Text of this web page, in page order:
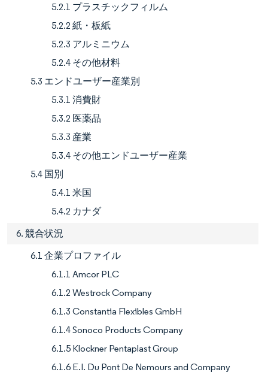
5.2.1 プラスチックフィルム
5.2.2 紙・板紙
5.2.3 アルミニウム
5.2.4 その他材料
5.3 エンドユーザー産業別
5.3.1 消費財
5.3.2 医薬品
5.3.3 産業
5.3.4 その他エンドユーザー産業
5.4 国別
5.4.1 米国
5.4.2 カナダ
6. 競合状況
6.1 企業プロファイル
6.1.1 Amcor PLC
6.1.2 Westrock Company
6.1.3 Constantia Flexibles GmbH
6.1.4 Sonoco Products Company
6.1.5 Klockner Pentaplast Group
6.1.6 E.I. Du Pont De Nemours and Company